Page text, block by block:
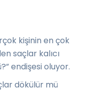
kişinin en çok
saçlar kalıcı
endişesi oluyor.